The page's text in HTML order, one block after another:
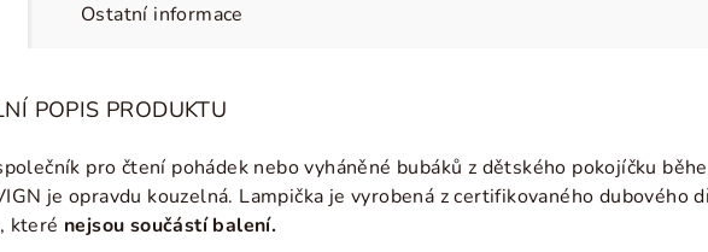
Ostatní informace
POPIS PRODUKTU
pro čtení pohádek nebo vyháněné bubáků z dětského pokojíčku
je opravdu kouzelná. Lampička je vyrobená z certifikovaného dubového
, které nejsou součástí balení.